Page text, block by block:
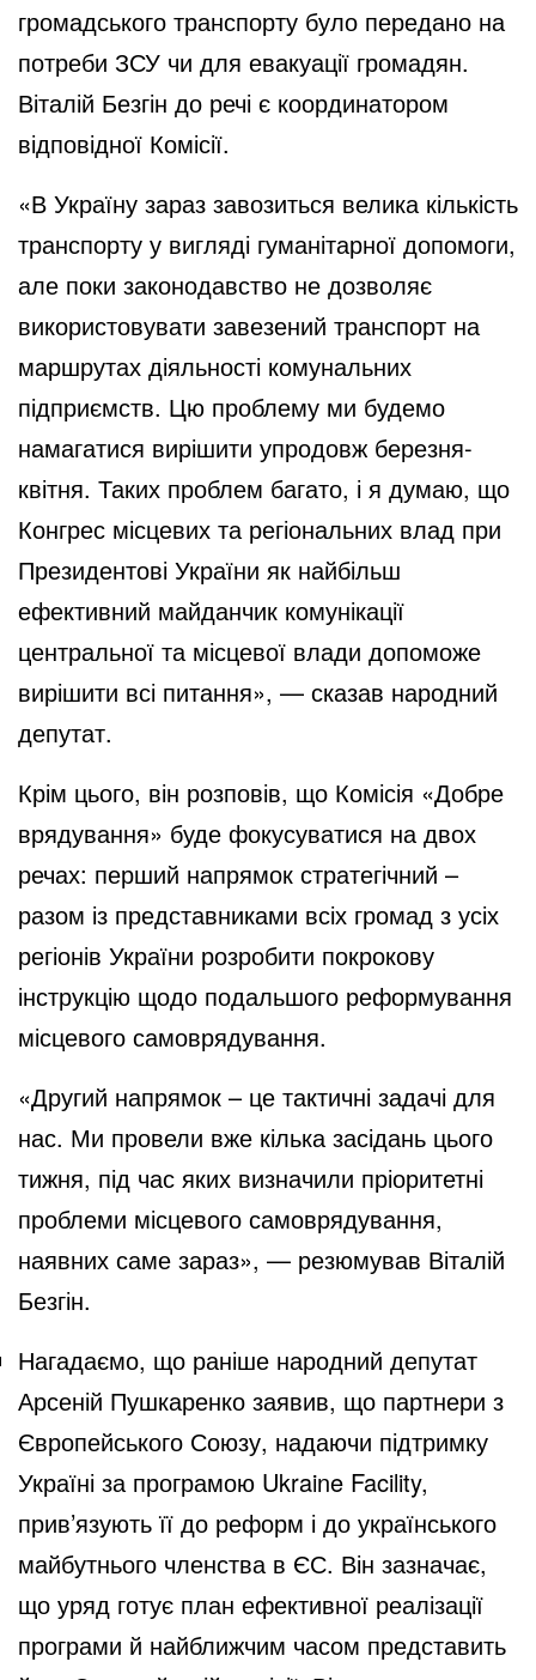
громадського транспорту було передано на
потреби ЗСУ чи для евакуації громадян.
Віталій Безгін до речі є координатором
відповідної Комісії.
«В Україну зараз завозиться велика кількість
транспорту у вигляді гуманітарної допомоги,
але поки законодавство не дозволяє
використовувати завезений транспорт на
маршрутах діяльності комунальних
підприємств. Цю проблему ми будемо
намагатися вирішити упродовж березня-
квітня. Таких проблем багато, і я думаю, що
Конгрес місцевих та регіональних влад при
Президентові України як найбільш
ефективний майданчик комунікації
центральної та місцевої влади допоможе
вирішити всі питання», — сказав народний
депутат.
Крім цього, він розповів, що Комісія «Добре
врядування» буде фокусуватися на двох
речах: перший напрямок стратегічний –
разом із представниками всіх громад з усіх
регіонів України розробити покрокову
інструкцію щодо подальшого реформування
місцевого самоврядування.
«Другий напрямок – це тактичні задачі для
нас. Ми провели вже кілька засідань цього
тижня, під час яких визначили пріоритетні
проблеми місцевого самоврядування,
наявних саме зараз», — резюмував Віталій
Безгін.
Нагадаємо, що раніше народний депутат
Арсеній Пушкаренко заявив, що партнери з
Європейського Союзу, надаючи підтримку
Україні за програмою Ukraine Facility,
прив’язують її до реформ і до українського
майбутнього членства в ЄС. Він зазначає,
що уряд готує план ефективної реалізації
програми й найближчим часом представить